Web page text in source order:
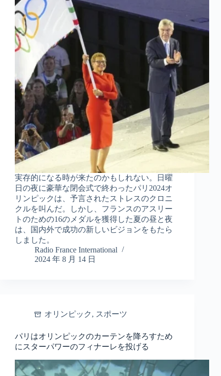
実存的になる時が来たのかもしれない。日曜
日の夜に豪華な閉会式で終わったパリ2024オ
リンピックは、予言されたストレスのクロニ
クルを叫んだ。しかし、フランスのアスリー
トのための16のメダルを獲得した夏の昼と夜
は、国内外で成功の新しいビジョンをもたら
しました。
Radio France International
2024 年 8 月 14 日
オリンピック , スポーツ
パリはオリンピックのカーテンを降ろすため
にスターパワーのフィナーレを投げる